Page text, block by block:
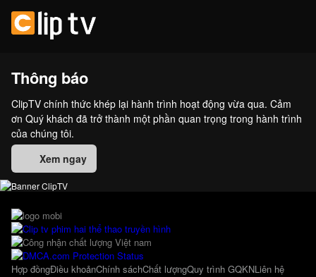
Thông báo
ClipTV chính thức khép lại hành trình hoạt động vừa qua. Cảm
ơn Quý khách đã trở thành một phần quan trọng trong hành trình
của chúng tôi.
Xem ngay
Hợp đồngĐiều khoảnChính sáchChất lượngQuy trình GQKNLiên hệ